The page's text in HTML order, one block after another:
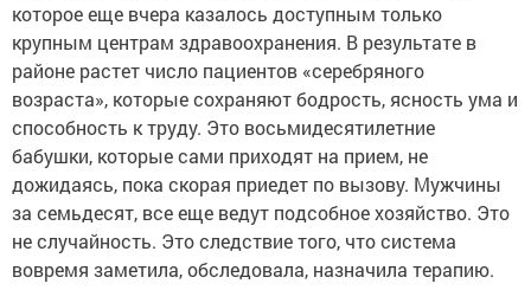
которое еще вчера казалось доступным только
крупным центрам здравоохранения. В результате в
районе растет число пациентов «серебряного
возраста», которые сохраняют бодрость, ясность ума и
способность к труду. Это восьмидесятилетние
бабушки, которые сами приходят на прием, не
дожидаясь, пока скорая приедет по вызову. Мужчины
за семьдесят, все еще ведут подсобное хозяйство. Это
не случайность. Это следствие того, что система
вовремя заметила, обследовала, назначила терапию.